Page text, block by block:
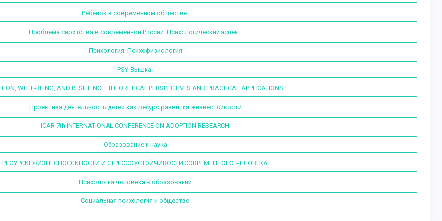
Ребенок в современном обществе.
Проблема сиротства в современной России: Психологический аспект
Психология. Психофизиология
PSY-Вышка.
WELL-BEING, AND RESILIENCE: THEORETICAL PERSPECTIVES AND PRACTICAL APPLICATIONS
Проектная деятельность детей как ресурс развития жизнестойкости
ICAR 7th INTERNATIONAL CONFERENCE ON ADOPTION RESEARCH
Образование и наука
РЕСУРСЫ ЖИЗНЕСПОСОБНОСТИ И СТРЕССОУСТОЙЧИВОСТИ СОВРЕМЕННОГО ЧЕЛОВЕКА
Психология человека в образовании
Социальная психология и общество